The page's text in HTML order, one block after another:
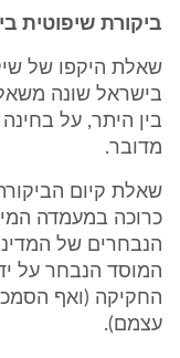
ביקורת שיפוטית
שאלת היקפו של
בישראל שונה
בין היתר, על
מדובר.
שאלת קיום
כרוכה במעמדה
המוסד הנבחר על
החקיקה (ואף
עצמם).